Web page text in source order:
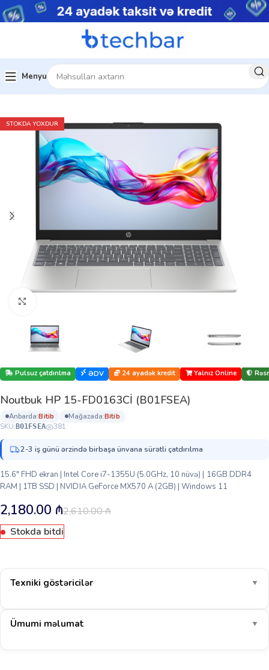
Menyu
Ev Noutbuklar Biznes noutbukları
STOKDA YOXDUR
Pulsuz çatdırılma ƏDV 24 ayadək kredit Yalnız Online
Noutbuk HP 15-FD0163Cİ (B01FSEA)
anbarda: bi̇ti̇b mağazada: bi̇ti̇b
SKU:B01FSEA 381
2-3 iş günü ərzində birbaşa ünvana sürətli çatdırılma
15.6″ FHD ekran | Intel Core i7-1355U (5.0GHz, 10 nüvə) | 16GB DDR4
RAM | 1TB SSD | NVIDIA GeForce MX570 A (2GB) | Windows 11
2,610.00₼
2,180.00 ₼
Stokda bitdi
Texniki göstəricilər ▼
Ümumi məlumat ▼